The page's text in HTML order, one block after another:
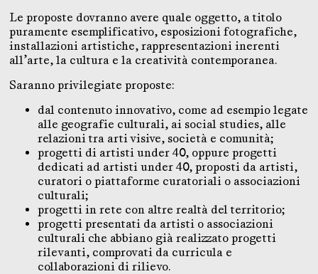
Le proposte dovranno avere quale oggetto, a titolo
puramente esemplificativo, esposizioni fotografiche,
installazioni artistiche, rappresentazioni inerenti
all’arte, la cultura e la creatività contemporanea.
Saranno privilegiate proposte:
dal contenuto innovativo, come ad esempio legate
alle geografie culturali, ai social studies, alle
relazioni tra arti visive, società e comunità;
progetti di artisti under 40, oppure progetti
dedicati ad artisti under 40, proposti da artisti,
curatori o piattaforme curatoriali o associazioni
culturali;
progetti in rete con altre realtà del territorio;
progetti presentati da artisti o associazioni
culturali che abbiano già realizzato progetti
rilevanti, comprovati da curricula e
collaborazioni di rilievo.